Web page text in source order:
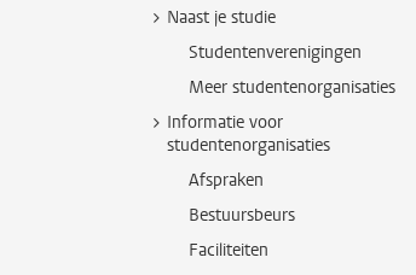
Naast je studie
Studentenverenigingen
Meer studentenorganisaties
Informatie voor
studentenorganisaties
Afspraken
Bestuursbeurs
Faciliteiten